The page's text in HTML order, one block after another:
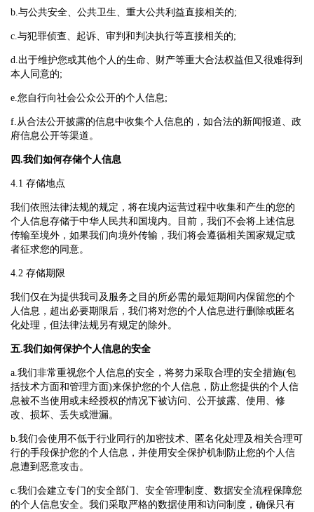
b.与公共安全、公共卫生、重大公共利益直接相关的;
c.与犯罪侦查、起诉、审判和判决执行等直接相关的;
d.出于维护您或其他个人的生命、财产等重大合法权益但又很难得到
本人同意的;
e.您自行向社会公众公开的个人信息;
f.从合法公开披露的信息中收集个人信息的，如合法的新闻报道、政
府信息公开等渠道。
四.我们如何存储个人信息
4.1 存储地点
我们依照法律法规的规定，将在境内运营过程中收集和产生的您的
个人信息存储于中华人民共和国境内。目前，我们不会将上述信息
传输至境外，如果我们向境外传输，我们将会遵循相关国家规定或
者征求您的同意。
4.2 存储期限
我们仅在为提供我司及服务之目的所必需的最短期间内保留您的个
人信息，超出必要期限后，我们将对您的个人信息进行删除或匿名
化处理，但法律法规另有规定的除外。
五.我们如何保护个人信息的安全
a.我们非常重视您个人信息的安全，将努力采取合理的安全措施(包
括技术方面和管理方面)来保护您的个人信息，防止您提供的个人信
息被不当使用或未经授权的情况下被访问、公开披露、使用、修
改、损坏、丢失或泄漏。
b.我们会使用不低于行业同行的加密技术、匿名化处理及相关合理可
行的手段保护您的个人信息，并使用安全保护机制防止您的个人信
息遭到恶意攻击。
c.我们会建立专门的安全部门、安全管理制度、数据安全流程保障您
的个人信息安全。我们采取严格的数据使用和访问制度，确保只有